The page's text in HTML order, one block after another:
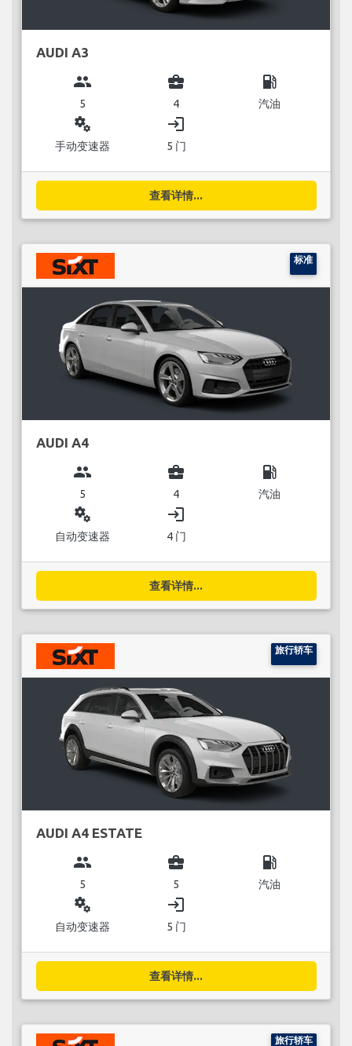
AUDI A3
group
5
business_center
4
local_gas_station
汽油
miscellaneous_services
手动变速器
login
5 门
查看详情...
标准
AUDI A4
group
5
business_center
4
local_gas_station
汽油
miscellaneous_services
自动变速器
login
4 门
查看详情...
旅行轿车
AUDI A4 ESTATE
group
5
business_center
5
local_gas_station
汽油
miscellaneous_services
自动变速器
login
5 门
查看详情...
旅行轿车